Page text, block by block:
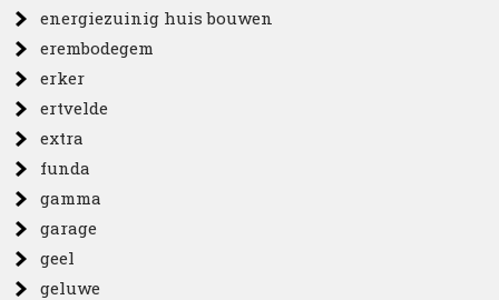
energiezuinig huis bouwen
erembodegem
erker
ertvelde
extra
funda
gamma
garage
geel
geluwe